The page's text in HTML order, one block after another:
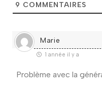
9 COMMENTAIRES
Marie
1 année il y a
Problème avec la